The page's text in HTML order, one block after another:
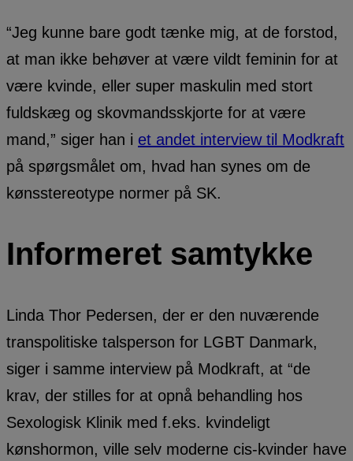
“Jeg kunne bare godt tænke mig, at de forstod,
at man ikke behøver at være vildt feminin for at
være kvinde, eller super maskulin med stort
fuldskæg og skovmandsskjorte for at være
mand,” siger han i et andet interview til Modkraft
på spørgsmålet om, hvad han synes om de
kønsstereotype normer på SK.
Informeret samtykke
Linda Thor Pedersen, der er den nuværende
transpolitiske talsperson for LGBT Danmark,
siger i samme interview på Modkraft, at “de
krav, der stilles for at opnå behandling hos
Sexologisk Klinik med f.eks. kvindeligt
kønshormon, ville selv moderne cis-kvinder have